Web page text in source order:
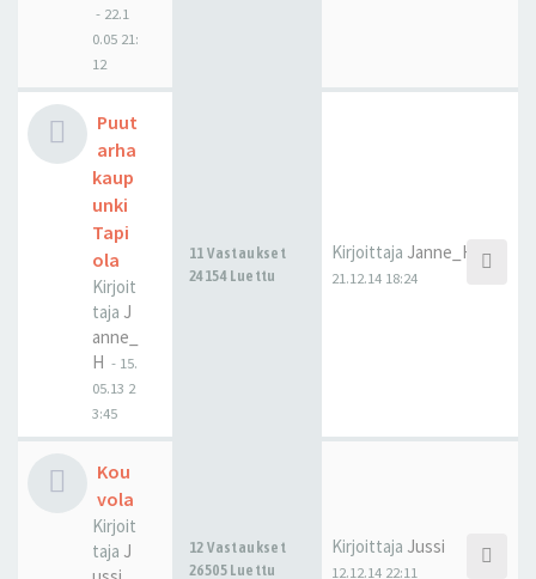
- 22.1
0.05 21:
12
Puut
arha
kaup
unki
Tapi
ola
Kirjoit
taja J
anne_
H - 15.
05.13 2
3:45
11 Vastaukset
24154 Luettu
Kirjoittaja Janne_H
21.12.14 18:24
Kou
vola
Kirjoit
taja J
12 Vastaukset
26505 Luettu
Kirjoittaja Jussi
12.12.14 22:11